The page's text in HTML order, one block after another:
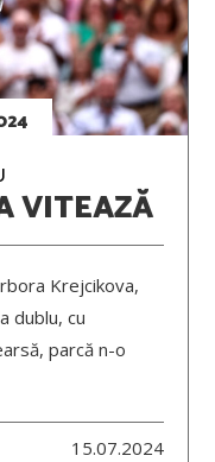
VITEAZĂ
Krejcikova,
dublu, cu
parcă n-o
15.07.2024